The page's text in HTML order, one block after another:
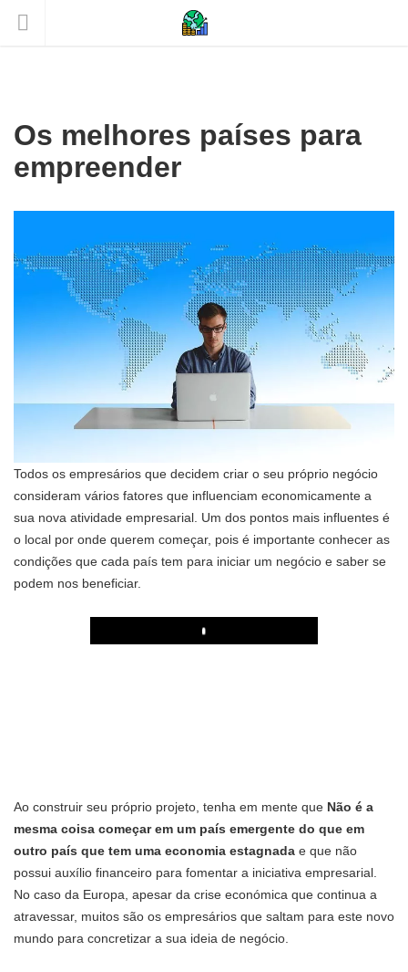
Os melhores países para
empreender
Todos os empresários que decidem criar o seu próprio negócio
consideram vários fatores que influenciam economicamente a
sua nova atividade empresarial. Um dos pontos mais influentes é
o local por onde querem começar, pois é importante conhecer as
condições que cada país tem para iniciar um negócio e saber se
podem nos beneficiar.
Play
Ao construir seu próprio projeto, tenha em mente que Não é a
mesma coisa começar em um país emergente do que em
outro país que tem uma economia estagnada e que não
possui auxílio financeiro para fomentar a iniciativa empresarial.
No caso da Europa, apesar da crise económica que continua a
atravessar, muitos são os empresários que saltam para este novo
mundo para concretizar a sua ideia de negócio.